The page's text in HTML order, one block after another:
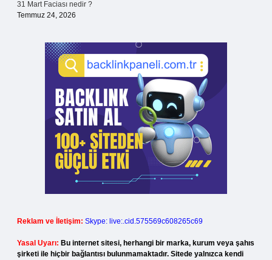
31 Mart Faciası nedir ?
Temmuz 24, 2026
Reklam ve İletişim: Skype: live:.cid.575569c608265c69
Yasal Uyarı: Bu internet sitesi, herhangi bir marka, kurum veya şahıs
şirketi ile hiçbir bağlantısı bulunmamaktadır. Sitede yalnızca kendi